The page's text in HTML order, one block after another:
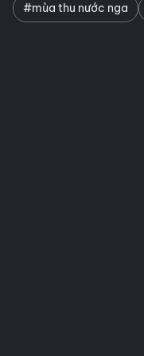
#mùa thu nước nga